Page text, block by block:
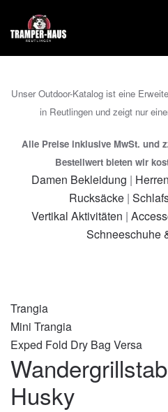
Zum Hauptinhalt springen
Unser Outdoor-Katalog ist eine
in Reutlingen und zeigt nur
Alle Preise inklusive MwSt. und
Bestellwert bieten wir
Damen Bekleidung |
Rucksäcke|
Vertikal Aktivitäten |
Schneeschuhe
Trangia
Mini Trangia
Exped Fold Dry Bag Versa
Husky